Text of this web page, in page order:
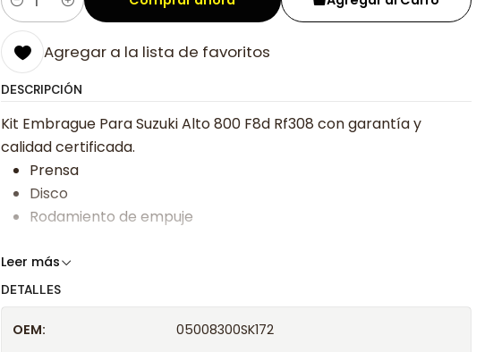
Cantidad
Agregar a la lista de favoritos
DESCRIPCIÓN
Kit Embrague Para Suzuki Alto 800 F8d Rf308 con garantía y
calidad certificada.
Prensa
Disco
Rodamiento de empuje
Somos especialistas en embragues desde 2019, ofreciendo precios
Leer más
DETALLES
OEM: 05008300SK172